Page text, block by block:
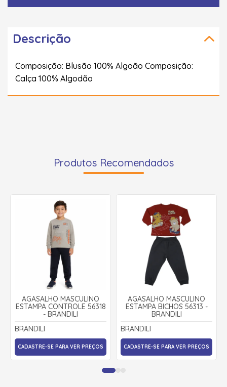
Descrição
Composição: Blusão 100% Algoão Composição:
Calça 100% Algodão
Produtos Recomendados
AGASALHO MASCULINO
ESTAMPA CONTROLE 56318
- BRANDILI
BRANDILI
CADASTRE-SE PARA VER PREÇOS
AGASALHO MASCULINO
ESTAMPA BICHOS 56313 -
BRANDILI
BRANDILI
CADASTRE-SE PARA VER PREÇOS